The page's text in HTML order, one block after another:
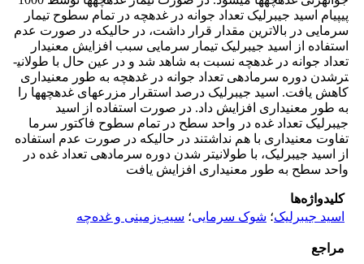
پی­پی­ام اسید جیبرلیک تعداد جوانه در غده­چه در تمام سطوح تیمار
سرمایی در بالاترین مقدار قرار داشت، در حالیکه در صورت عدم
استفاده از اسید جیبرلیک تیمار سرمایی سبب افزایش معنی­دار
تعداد جوانه در غده­چه نسبت به شاهد شد و در عین حال با طولانی­
ترشدن دوره سرمادهی تعداد جوانه در غده­چه به طور معنی­داری
کاهش یافت. اسید جیبرلیک درصد استقرار مزرعه­ای غده­چه­ها را
به طور معنی­داری افزایش داد. در صورت استفاده از اسید
جیبرلیک تعداد غده در واحد سطح در تمام سطوح فاکتور سرما
تفاوت معنی­داری با هم نداشتند در حالیکه در صورت عدم استفاده
از اسید جیبرلیک، با طولانی­تر شدن دوره سرمادهی تعداد غده در
واحد سطح به طور معنی­داری افزایش یافت
کلیدواژه‌ها
اسید جیبرلیک؛ شوک سرمایی؛ سیب‌زمینی و غده‌چه
مراجع